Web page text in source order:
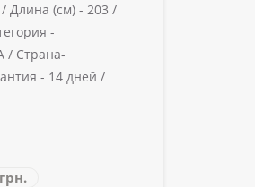
Длина (см) - 203 /
-
/ Страна-
- 14 дней /